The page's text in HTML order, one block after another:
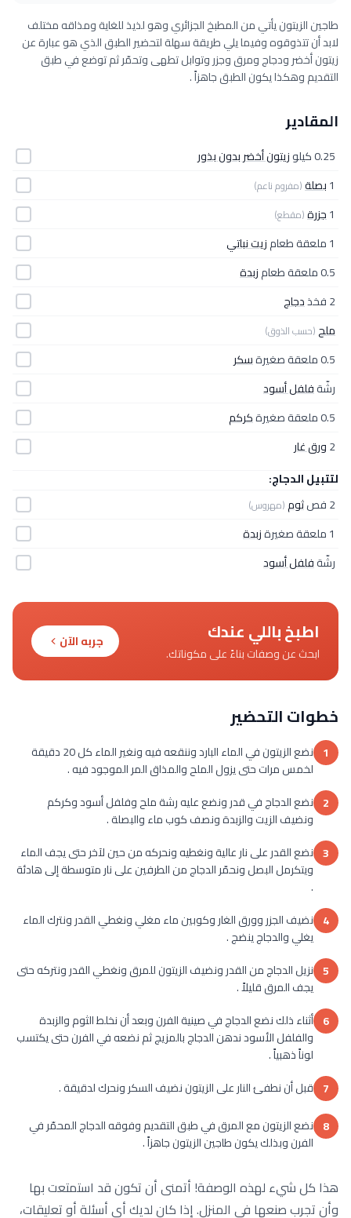
طاجين الزيتون يأتي من المطبخ الجزائري وهو لذيذ للغاية ومذاقه مختلف
لابد أن تتذوقوه وفيما يلي طريقة سهلة لتحضير الطبق الذي هو عبارة عن
زيتون أخضر ودجاج ومرق وجزر وتوابل تطهى وتحمّر ثم توضع في طبق
التقديم وهكذا يكون الطبق جاهزاً .
المقادير
0.25 كيلو
زيتون أخضر بدون بذور
1بصلة(مفروم ناعم)
1جزرة(مقطع)
1 ملعقة طعام
زيت نباتي
0.5 ملعقة طعام
زبدة
2 فخذ
دجاج
ملح(حسب الذوق)
0.5 ملعقة صغيرة
سكر
رشّةفلفل أسود
0.5 ملعقة صغيرة
كركم
2ورق غار
لتتبيل الدجاج:
2 فص
ثوم(مهروس)
1 ملعقة صغيرة
زبدة
رشّةفلفل أسود
اطبخ باللي عندك
ابحث عن وصفات بناءً على مكوناتك.
جربه الآن
خطوات التحضير
1
نضع الزيتون في الماء البارد وننقعه فيه ونغير الماء كل 20 دقيقة
لخمس مرات حتى يزول الملح والمذاق المر الموجود فيه .
2 نضع الدجاج في قدر ونضع عليه رشة ملح وفلفل أسود وكركم
ونضيف الزيت والزبدة ونصف كوب ماء والبصلة .
3 نضع القدر على نار عالية ونغطيه ونحركه من حين لآخر حتى يجف الماء
ويتكرمل البصل ونحمّر الدجاج من الطرفين على نار متوسطة إلى هادئة
.
4 نضيف الجزر وورق الغار وكوبين ماء مغلي ونغطي القدر ونترك الماء
يغلي والدجاج ينضج .
5 نزيل الدجاج من القدر ونضيف الزيتون للمرق ونغطي القدر ونتركه حتى
يجف المرق قليلاً .
6 أثناء ذلك نضع الدجاج في صينية الفرن وبعد أن نخلط الثوم والزبدة
والفلفل الأسود ندهن الدجاج بالمزيج ثم نضعه في الفرن حتى يكتسب
لوناً ذهبياً .
7 قبل أن نطفئ النار على الزيتون نضيف السكر ونحرك لدقيقة .
8 نضع الزيتون مع المرق في طبق التقديم وفوقه الدجاج المحمّر في
الفرن وبذلك يكون طاجين الزيتون جاهزاً .
هذا كل شيء لهذه الوصفة! أتمنى أن تكون قد استمتعت بها
وأن تجرب صنعها في المنزل. إذا كان لديك أي أسئلة أو تعليقات،